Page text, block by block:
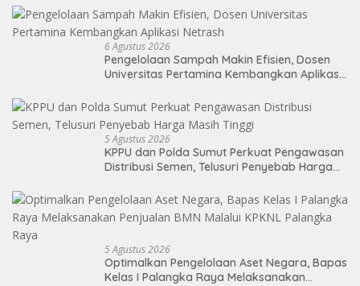
6 Agustus 2026
Pengelolaan Sampah Makin Efisien, Dosen
Universitas Pertamina Kembangkan Aplikasi
5 Agustus 2026
KPPU dan Polda Sumut Perkuat Pengawasan
Distribusi Semen, Telusuri Penyebab Harga
5 Agustus 2026
Optimalkan Pengelolaan Aset Negara, Bapas
Kelas I Palangka Raya Melaksanakan